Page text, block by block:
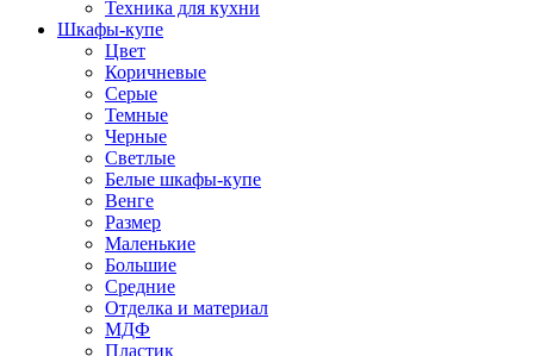
Техника для кухни
Шкафы-купе
Цвет
Коричневые
Серые
Темные
Черные
Светлые
Белые шкафы-купе
Венге
Размер
Маленькие
Большие
Средние
Отделка и материал
МДФ
Пластик